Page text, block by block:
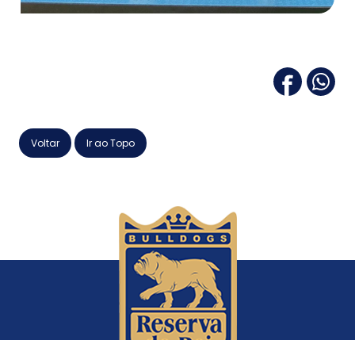
Voltar Ir ao Topo